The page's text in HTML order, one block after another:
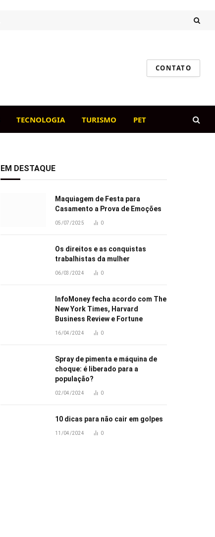
CONTATO
TECNOLOGIA TURISMO PET
EM DESTAQUE
Maquiagem de Festa para
Casamento a Prova de Emoções
05/07/2025 0
Os direitos e as conquistas
trabalhistas da mulher
06/03/2024 0
InfoMoney fecha acordo com The
New York Times, Harvard
Business Review e Fortune
16/04/2024 0
Spray de pimenta e máquina de
choque: é liberado para a
população?
02/04/2024 0
10 dicas para não cair em golpes
11/04/2024 0